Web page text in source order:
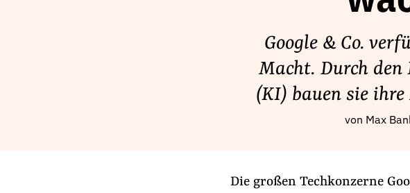
Google & Co.
Macht. Durch
(KI) bauen sie
von Max
Die großen Techkonzerne